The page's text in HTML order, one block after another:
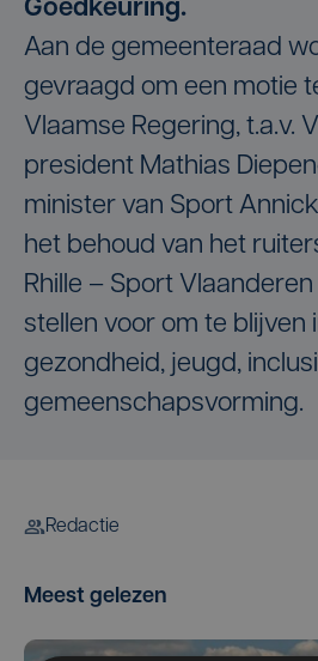
Goedkeuring.
Aan de gemeenteraad
gevraagd om een motie
Vlaamse Regering, t.a.v.
president Mathias
minister van Sport
het behoud van het
Rhille – Sport
stellen voor om te blijven
gezondheid, jeugd,
gemeenschapsvorming.
Redactie
Meest gelezen